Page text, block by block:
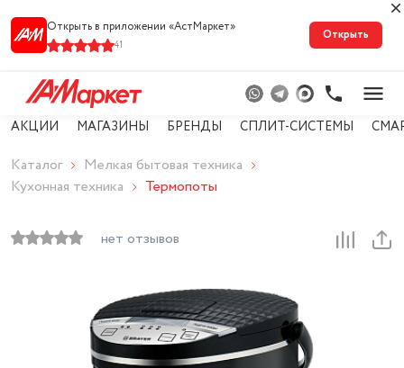
Открыть в приложении «АстМарке‪т‬»
41
Открыть
АКЦИИ МАГАЗИНЫ БРЕНДЫ СПЛИТ-СИСТЕМЫ
Каталог
Мелкая бытовая техника
Кухонная техника
Термопоты
нет отзывов